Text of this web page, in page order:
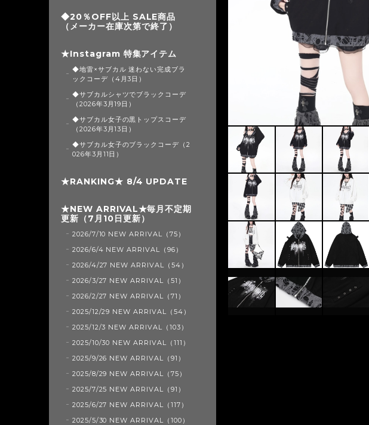
◆20％OFF以上 SALE商品
（メーカー在庫次第で終了）
★Instagram 特集アイテム
◆地雷×サブカル 迷わない完成ブラ
ックコーデ（4月3日）
◆サブカルシャツでブラックコーデ
（2026年3月19日）
◆サブカル女子の黒トップスコーデ
（2026年3月13日）
◆サブカル女子のブラックコーデ（2
026年3月11日）
★RANKING★ 8/4 UPDATE
★NEW ARRIVAL★毎月不定期
更新（7月10日更新）
2026/7/10 NEW ARRIVAL（75）
2026/6/4 NEW ARRIVAL（96）
2026/4/27 NEW ARRIVAL（54）
2026/3/27 NEW ARRIVAL（51）
2026/2/27 NEW ARRIVAL（71）
2025/12/29 NEW ARRIVAL（54）
2025/12/3 NEW ARRIVAL（103）
2025/10/30 NEW ARRIVAL（111）
2025/9/26 NEW ARRIVAL（91）
2025/8/29 NEW ARRIVAL（75）
2025/7/25 NEW ARRIVAL（91）
2025/6/27 NEW ARRIVAL（117）
2025/5/30 NEW ARRIVAL（100）